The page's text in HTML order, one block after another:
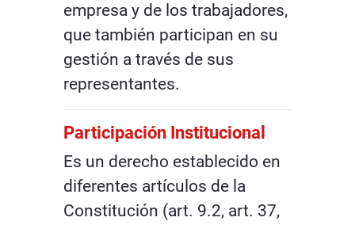
empresa y de los trabajadores,
que también participan en su
gestión a través de sus
representantes.
Participación Institucional
Es un derecho establecido en
diferentes artículos de la
Constitución (art. 9.2, art. 37,